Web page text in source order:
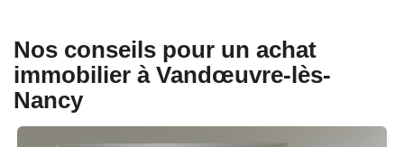
Nos conseils pour un achat
immobilier à Vandœuvre-lès-
Nancy